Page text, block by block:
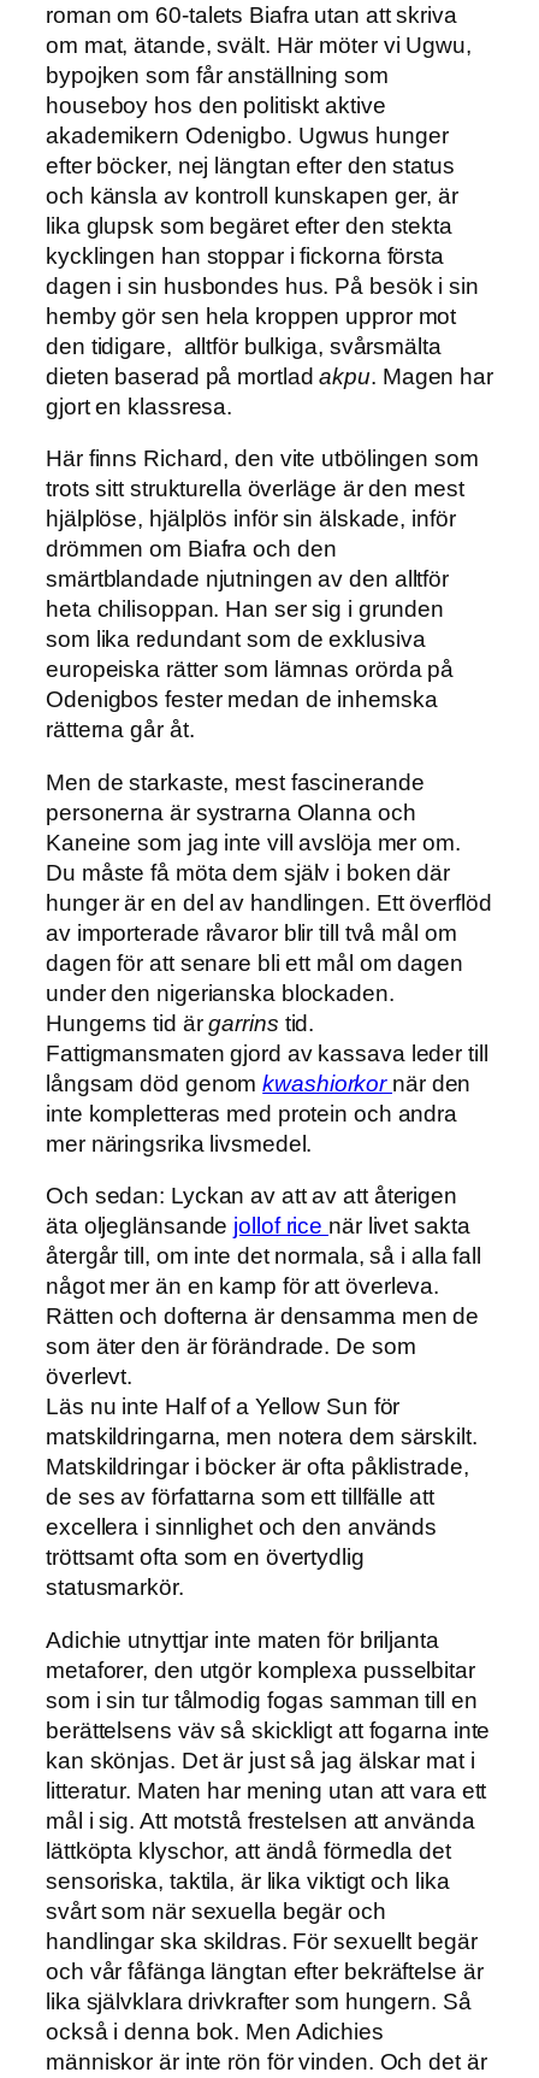
roman om 60-talets Biafra utan att skriva
om mat, ätande, svält. Här möter vi Ugwu,
bypojken som får anställning som
houseboy hos den politiskt aktive
akademikern Odenigbo. Ugwus hunger
efter böcker, nej längtan efter den status
och känsla av kontroll kunskapen ger, är
lika glupsk som begäret efter den stekta
kycklingen han stoppar i fickorna första
dagen i sin husbondes hus. På besök i sin
hemby gör sen hela kroppen uppror mot
den tidigare, alltför bulkiga, svårsmälta
dieten baserad på mortladakpu. Magen har
gjort en klassresa.
Här finns Richard, den vite utbölingen som
trots sitt strukturella överläge är den mest
hjälplöse, hjälplös inför sin älskade, inför
drömmen om Biafra och den
smärtblandade njutningen av den alltför
heta chilisoppan. Han ser sig i grunden
som lika redundant som de exklusiva
europeiska rätter som lämnas orörda på
Odenigbos fester medan de inhemska
rätterna går åt.
Men de starkaste, mest fascinerande
personerna är systrarna Olanna och
Kaneine som jag inte vill avslöja mer om.
Du måste få möta dem själv i boken där
hunger är en del av handlingen. Ett överflöd
av importerade råvaror blir till två mål om
dagen för att senare bli ett mål om dagen
under den nigerianska blockaden.
Hungerns tid ärgarrins tid.
Fattigmansmaten gjord av kassava leder till
långsam död genomkwashiorkor när den
inte kompletteras med protein och andra
mer näringsrika livsmedel.
Och sedan: Lyckan av att av att återigen
äta oljeglänsande jollof rice när livet sakta
återgår till, om inte det normala, så i alla fall
något mer än en kamp för att överleva.
Rätten och dofterna är densamma men de
som äter den är förändrade. De som
överlevt.
Läs nu inte Half of a Yellow Sun för
matskildringarna, men notera dem särskilt.
Matskildringar i böcker är ofta påklistrade,
de ses av författarna som ett tillfälle att
excellera i sinnlighet och den används
tröttsamt ofta som en övertydlig
statusmarkör.
Adichie utnyttjar inte maten för briljanta
metaforer, den utgör komplexa pusselbitar
som i sin tur tålmodig fogas samman till en
berättelsens väv så skickligt att fogarna inte
kan skönjas. Det är just så jag älskar mat i
litteratur. Maten har mening utan att vara ett
mål i sig. Att motstå frestelsen att använda
lättköpta klyschor, att ändå förmedla det
sensoriska, taktila, är lika viktigt och lika
svårt som när sexuella begär och
handlingar ska skildras. För sexuellt begär
och vår fåfänga längtan efter bekräftelse är
lika självklara drivkrafter som hungern. Så
också i denna bok. Men Adichies
människor är inte rön för vinden. Och det är